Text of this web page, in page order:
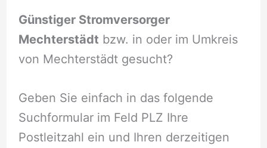
Günstiger Stromversorger
Mechterstädt bzw. in oder im Umkreis
von Mechterstädt gesucht?
Geben Sie einfach in das folgende
Suchformular im Feld PLZ Ihre
Postleitzahl ein und Ihren derzeitigen